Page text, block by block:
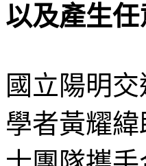
以及產生
國立陽明
學者黃耀